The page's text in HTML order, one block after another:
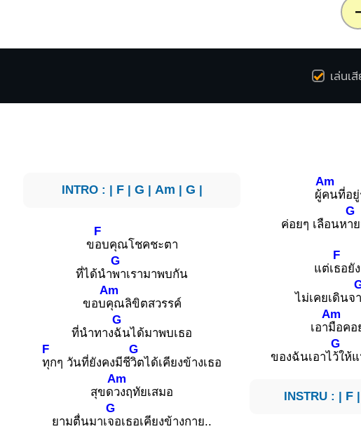
-
เล่นเ
INTRO : | F| G | Am | G |
ข
F
อบคุณโชคชะตา
ที่ได้นำ
G
พาเรามาพบกัน
ขอบ
Am
คุณลิขิตสวรรค์
ที่นำทาง
G
ฉันได้มาพบเธอ
F
ทุกๆ วันที่ยังคงมีชี
G
วิตได้เคียงข้างเธอ
สุขด
Am
วงฤทัยเสมอ
ยามตื่นมาเ
G
จอเธอเคียงข้างกาย..
ผู้
Am
คนที่อยู่
ค่อยๆ เลือนห
G
า
แต่เ
F
ธอยั
ไม่เคยเดินจ
เอา
Am
มือคอ
ของฉันเอาไ
G
ว้ให้
INSTRU : | F